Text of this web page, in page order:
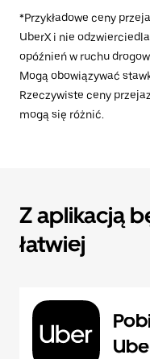
*Przykładowe ceny
UberX i nie
opóźnień w ruchu
Mogą obowiązywać
Rzeczywiste ceny
mogą się różnić.
Z aplikacją
łatwiej